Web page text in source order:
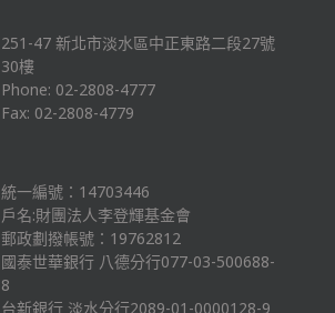
251-47 新北市淡水區中正東路二段27號
30樓
Phone: 02-2808-4777
Fax: 02-2808-4779
統一編號：14703446
戶名:財團法人李登輝基金會
郵政劃撥帳號：19762812
國泰世華銀行 八德分行077-03-500688-
8
台新銀行 淡水分行2089-01-0000128-9